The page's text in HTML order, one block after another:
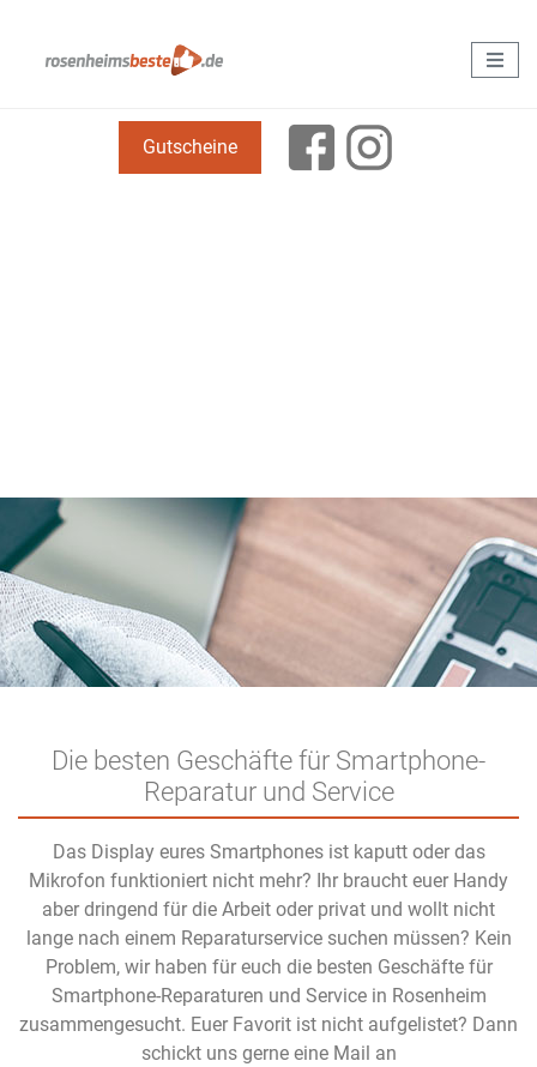
Gutscheine
Die besten Geschäfte für Smartphone-
Reparatur und Service
Das Display eures Smartphones ist kaputt oder das
Mikrofon funktioniert nicht mehr? Ihr braucht euer Handy
aber dringend für die Arbeit oder privat und wollt nicht
lange nach einem Reparaturservice suchen müssen? Kein
Problem, wir haben für euch die besten Geschäfte für
Smartphone-Reparaturen und Service in Rosenheim
zusammengesucht. Euer Favorit ist nicht aufgelistet? Dann
schickt uns gerne eine Mail an